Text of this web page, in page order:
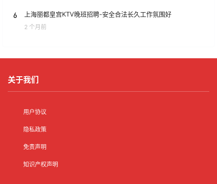
6 上海丽都皇宫KTV晚班招聘-安全合法长久工作氛围好
2 个月前
关于我们
用户协议
隐私政策
免责声明
知识产权声明